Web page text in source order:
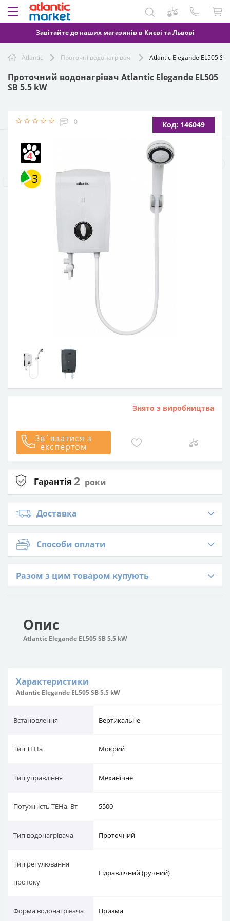
Завітайте до наших магазинів в Києві та Львові
Atlantic Проточні водонагрівачі Atlantic Elegande EL505 SB
Проточний водонагрівач Atlantic Elegande EL505
SB 5.5 kW
0 Код: 146049
Знято з виробництва
Зв`язатися з
експертом
Гарантія 2 роки
Доставка
Способи оплати
Разом з цим товаром купують
Опис
Atlantic Elegande EL505 SB 5.5 kW
Характеристики
Atlantic Elegande EL505 SB 5.5 kW
Встановлення Вертикальне
Тип ТЕНа Мокрий
Тип управління Механічне
Потужність ТЕНа, Вт 5500
Тип водонагрівача Проточний
Тип регулювання
протоку
Гідравлічний (ручний)
Форма водонагрівача Призма